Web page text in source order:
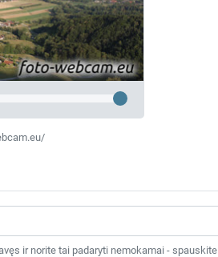
ir norite tai padaryti nemokamai - spauskite